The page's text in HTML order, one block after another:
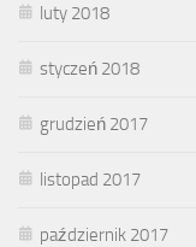
luty 2018
styczeń 2018
grudzień 2017
listopad 2017
październik 2017